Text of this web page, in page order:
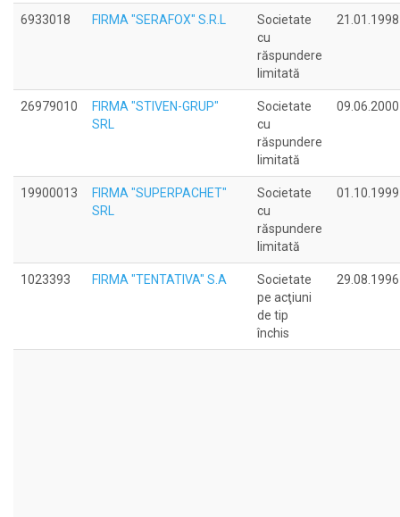
6933018 FIRMA "SERAFOX" S.R.L
Societate
cu
răspundere
limitată
21.01.1998
26979010
FIRMA "STIVEN-GRUP"
SRL
Societate
cu
răspundere
limitată
09.06.2000
19900013
FIRMA "SUPERPACHET"
SRL
Societate
cu
răspundere
limitată
01.10.1999
1023393 FIRMA "TENTATIVA" S.A
Societate
pe acţiuni
de tip
închis
29.08.1996